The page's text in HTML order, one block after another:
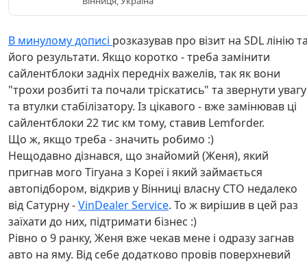
В минулому дописі розказував про візит на SDL лінію
його результати. Якщо коротко - треба замінити
сайлентблоки задніх передніх важелів, так як вони
"трохи розбиті та почали тріскатись" та звернути увагу
та втулки стабілізатору. Із цікавого - вже замінював ці
сайлентблоки 22 тис км тому, ставив Lemforder.
Що ж, якщо треба - значить робимо :)
Нещодавно дізнався, що знайомий (Женя), який
пригнав мого Тігуана з Кореї і який займається
автопідбором, відкрив у Вінниці власну СТО недалеко
від Сатурну -VinDealer Service. То ж вирішив в цей раз
заїхати до них, підтримати бізнес :)
Рівно о 9 ранку, Женя вже чекав мене і одразу загнав
авто на яму. Від себе додатково провів поверхневий